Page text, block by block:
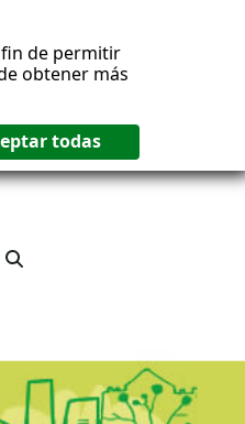
fin de permitir
obtener más